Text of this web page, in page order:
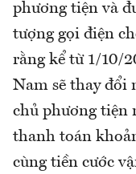
phương tiện và
tượng gọi điện
rằng kể từ 1/10/
Nam sẽ thay đổi
chủ phương tiện
thanh toán
cùng tiền cước